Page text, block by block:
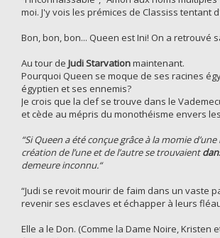
moi. J'y vois les prémices de Classiss
Bon, bon, bon... Queen est Ini! On a retrouvé
Au tour de Judi Starvationmaintenant.
Pourquoi Queen se moque de ses racines
égyptien et ses ennemis?
Je crois que la clef se trouve dans le
et cède au mépris du monothéisme envers
“Si Queen a été conçue grâce à la momie
création de l’une et de l’autre se trouvaient
demeure inconnu.“
“Judi se revoit mourir de faim dans un vaste
revenir ses esclaves et échapper à leurs
Elle a le Don. (Comme la Dame Noire,